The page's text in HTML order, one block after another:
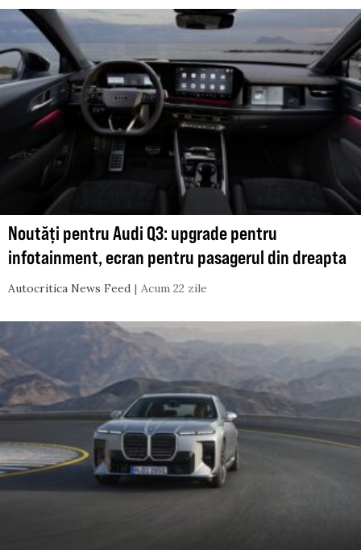
Noutăți pentru Audi Q3: upgrade pentru
infotainment, ecran pentru pasagerul din dreapta
Autocritica News Feed Acum 22 zile